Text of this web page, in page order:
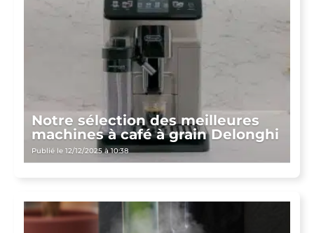
Notre sélection des meilleures
machines à café à grain Delonghi
Publié le 12/12/2025 à 10:38